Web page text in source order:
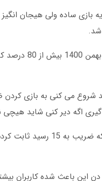
ایده رو داد که یه بازی ساده ولی
کاربران اولیه شک داشتن
خیلی ساده هست شما یه ضریب انتخاب می کنی مثلاً 2 یا 5 یا
اگه دیر کنی شاید هیچی